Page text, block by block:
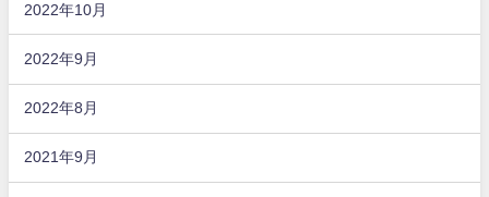
2022年10月
2022年9月
2022年8月
2021年9月